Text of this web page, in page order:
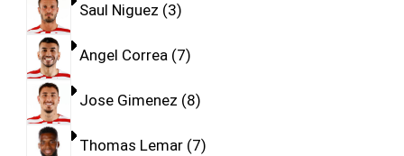
Saul Niguez 3
Angel Correa 7
Jose Gimenez 8
Thomas Lemar 7